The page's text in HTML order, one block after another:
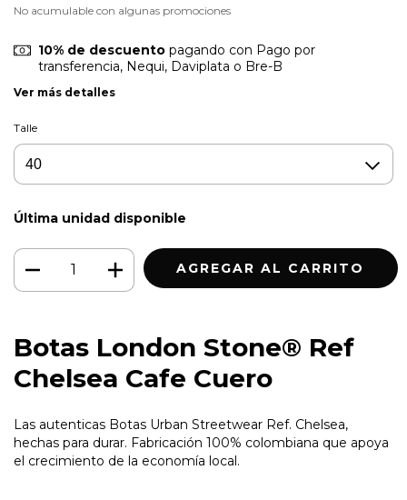
No acumulable con algunas promociones
10% de descuentopagando con Pago por
transferencia, Nequi, Daviplata o Bre-B
Ver más detalles
Talle
Última unidad disponible
Botas London Stone® Ref
Chelsea Cafe Cuero
Las autenticas Botas Urban Streetwear Ref. Chelsea,
hechas para durar. Fabricación 100% colombiana que apoya
el crecimiento de la economía local.